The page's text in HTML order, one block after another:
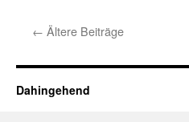
← Ältere Beiträge
Dahingehend